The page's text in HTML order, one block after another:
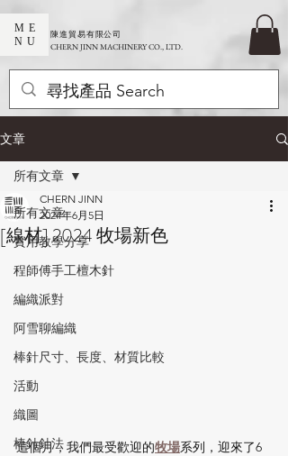
ME
NU
​陳進貿易有限公司
CHERN JINN MACHINERY CO., LTD.
文章
所有文章
實用教學分享
程師傅手工檀木針
編織派對
阿雪聊編織
棒針尺寸、長度、材質比較
活動
織圖
棒針針法
所有文章
[線材] 2024 牧場新色
CHERN JINN
2024年6月5日
這個月，我們最受歡迎的牧場系列，迎來了6